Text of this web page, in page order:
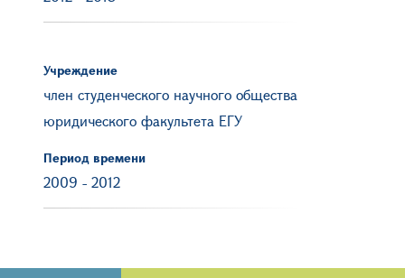
Учреждение
член студенческого научного общества
юридического факультета ЕГУ
Период времени
2009 - 2012